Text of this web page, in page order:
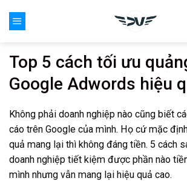
Top 5 cách tối ưu
Google Adwords hiệu
Không phải doanh nghiệp nào cũng biết
cáo trên Google của mình. Họ cứ mặc
quả mang lại thì không đáng tiền. 5 cách
doanh nghiệp tiết kiệm được phần nào
mình nhưng vẫn mang lại hiệu quả cao.